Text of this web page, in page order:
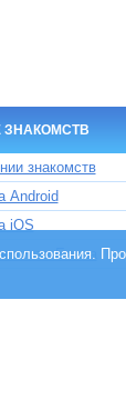
ЗНАКОМСТВ
знакомств
Android
iOS
Елена